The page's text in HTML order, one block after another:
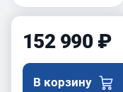
152 990 ₽
В корзину